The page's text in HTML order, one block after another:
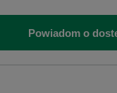
Powiadom o